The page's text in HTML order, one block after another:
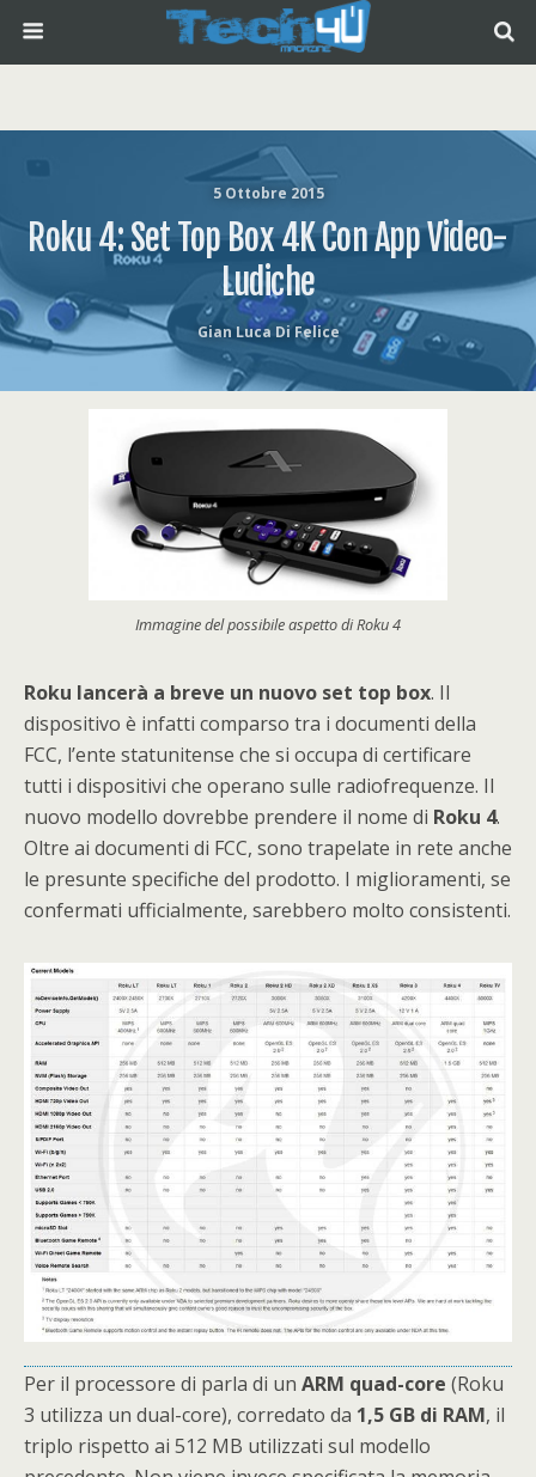
5 Ottobre 2015
Roku 4: Set Top Box 4K Con App Video-
Ludiche
Gian Luca Di Felice
Immagine del possibile aspetto di Roku 4
Roku lancerà a breve un nuovo set top box. Il
dispositivo è infatti comparso tra i documenti della
FCC, l’ente statunitense che si occupa di certificare
tutti i dispositivi che operano sulle radiofrequenze. Il
nuovo modello dovrebbe prendere il nome di Roku 4.
Oltre ai documenti di FCC, sono trapelate in rete anche
le presunte specifiche del prodotto. I miglioramenti, se
confermati ufficialmente, sarebbero molto consistenti.
Per il processore di parla di un ARM quad-core (Roku
3 utilizza un dual-core), corredato da 1,5 GB di RAM, il
triplo rispetto ai 512 MB utilizzati sul modello